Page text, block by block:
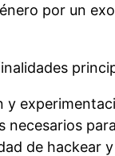
por un
y
necesarios
de hackear